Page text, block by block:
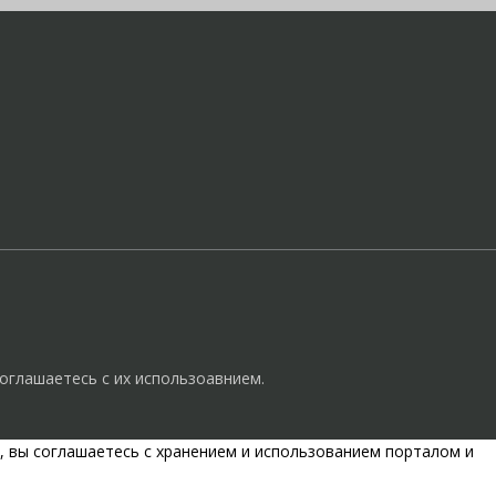
с их использоавнием.
соглашаетесь с хранением и использованием порталом и